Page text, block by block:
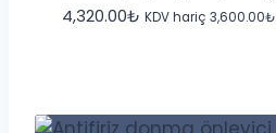
4,320.00₺ KDV hariç 3,600.00₺